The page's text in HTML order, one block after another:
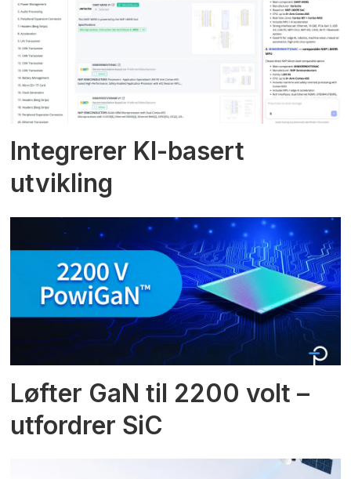
Integrerer KI-basert
utvikling
Løfter GaN til 2200 volt –
utfordrer SiC